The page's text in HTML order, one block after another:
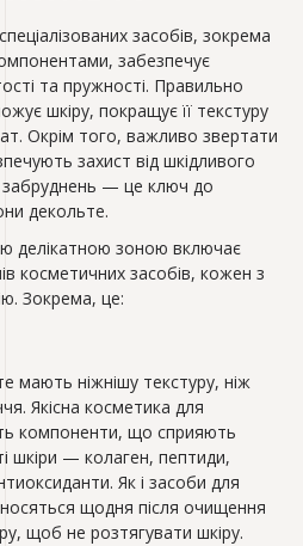
засобів, зокрема
забезпечує
та пружності. Правильно
шкіру, покращує її текстуру
Окрім того, важливо звертати
захист від шкідливого
забруднень — це ключ до
декольте.
делікатною зоною включає
косметичних засобів, кожен з
Зокрема, це:
мають ніжнішу текстуру, ніж
Якісна косметика для
компоненти, що сприяють
шкіри — колаген, пептиди,
Як і засоби для
щодня після очищення
щоб не розтягувати шкіру.